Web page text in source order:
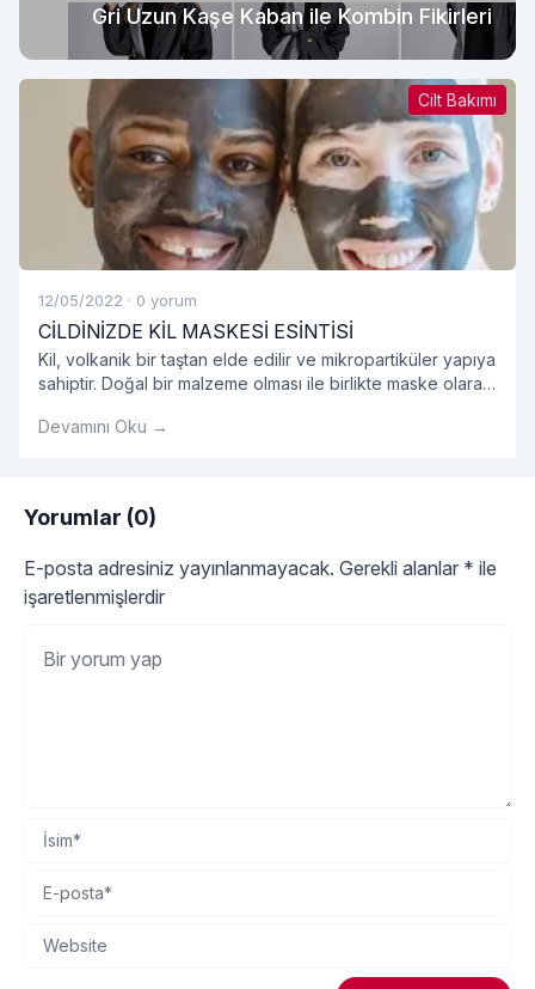
Gri Uzun Kaşe Kaban ile Kombin Fikirleri
Cilt Bakımı
12/05/2022 · 0 yorum
CİLDİNİZDE KİL MASKESİ ESİNTİSİ
Kil, volkanik bir taştan elde edilir ve mikropartiküler yapıya
sahiptir. Doğal bir malzeme olması ile birlikte maske olarak
Devamını Oku →
Yorumlar (0)
E-posta adresiniz yayınlanmayacak. Gerekli alanlar * ile
işaretlenmişlerdir